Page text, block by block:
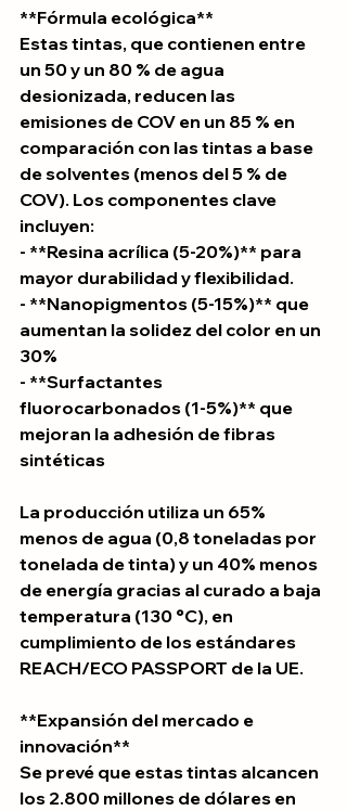
**Fórmula ecológica**
Estas tintas, que contienen entre
un 50 y un 80 % de agua
desionizada, reducen las
emisiones de COV en un 85 % en
comparación con las tintas a base
de solventes (menos del 5 % de
COV). Los componentes clave
incluyen:
- **Resina acrílica (5-20%)** para
mayor durabilidad y flexibilidad.
- **Nanopigmentos (5-15%)** que
aumentan la solidez del color en un
30%
- **Surfactantes
fluorocarbonados (1-5%)** que
mejoran la adhesión de fibras
sintéticas
La producción utiliza un 65%
menos de agua (0,8 toneladas por
tonelada de tinta) y un 40% menos
de energía gracias al curado a baja
temperatura (130 °C), en
cumplimiento de los estándares
REACH/ECO PASSPORT de la UE.
**Expansión del mercado e
innovación**
Se prevé que estas tintas alcancen
los 2.800 millones de dólares en